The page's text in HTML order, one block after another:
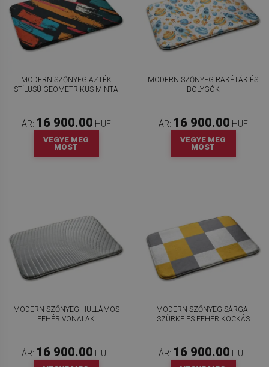
MODERN SZŐNYEG AZTÉK
STÍLUSÚ GEOMETRIKUS MINTA
ÁR: 16 900.00 HUF
VEGYE MEG
MOST
MODERN SZŐNYEG RAKÉTÁK ÉS
BOLYGÓK
ÁR: 16 900.00 HUF
VEGYE MEG
MOST
MODERN SZŐNYEG HULLÁMOS
FEHÉR VONALAK
ÁR: 16 900.00 HUF
MODERN SZŐNYEG SÁRGA-
SZÜRKE ÉS FEHÉR KOCKÁS
ÁR: 16 900.00 HUF